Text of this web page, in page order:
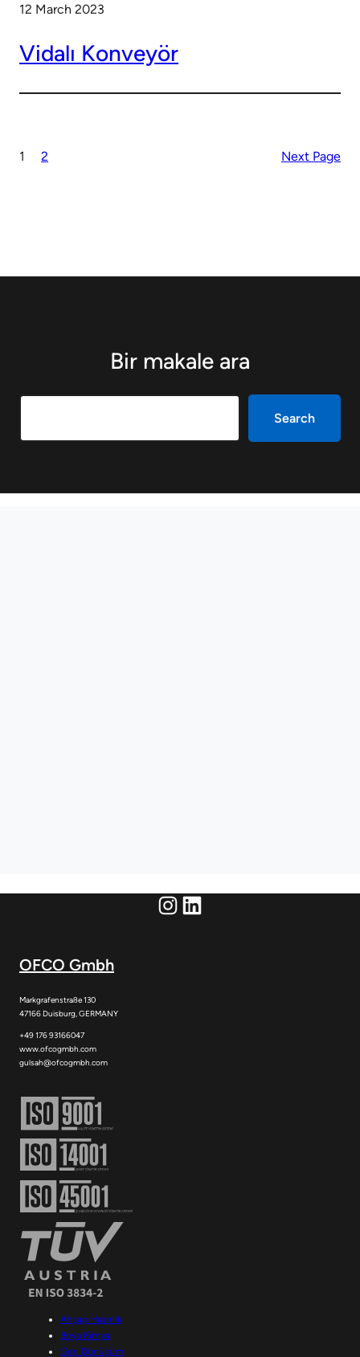
12 March 2023
Vidalı Konveyör
1 2 Next Page
Bir makale ara
Search
Instagram
LinkedIn
OFCO Gmbh
Markgrafenstraße 130
47166 Duisburg, GERMANY
+49 176 93166047
www.ofcogmbh.com
gulsah@ofcogmbh.com
Ahşap Hazırlık
Boya Kimya
Geri Dönüşüm